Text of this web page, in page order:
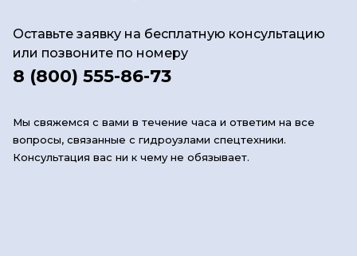
Оставьте заявку на бесплатную консультацию
или позвоните по номеру
8 (800) 555-86-73
Мы свяжемся с вами в течение часа и ответим на все
вопросы, связанные с гидроузлами спецтехники.
Консультация вас ни к чему не обязывает.